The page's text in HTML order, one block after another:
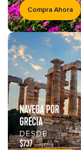
Compra Ahora
NAVEGA POR
GRECIA
DESDE
$737